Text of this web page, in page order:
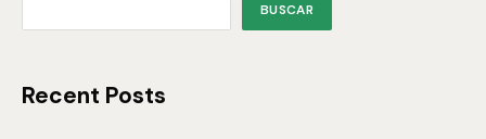
BUSCAR
Recent Posts